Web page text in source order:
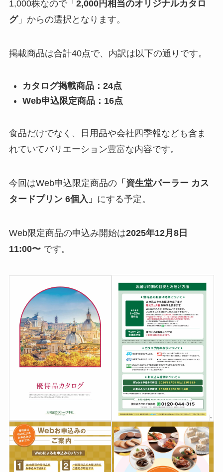
1,000株なので「 2,000円相当のオリジナルカタロ
グ」からの選択となります。
掲載商品は合計40点で、内訳は以下の通りです。
カタログ掲載商品：24点
Web申込限定商品：16点
食品だけでなく、日用品や会社四季報なども含ま
れていてバリエーション豊富な内容です。
今回はWeb申込限定商品の「資生堂パーラー カス
タードプリン 6個入」 にする予定。
Web限定商品の申込み開始は2025年12月8日
11:00〜です。